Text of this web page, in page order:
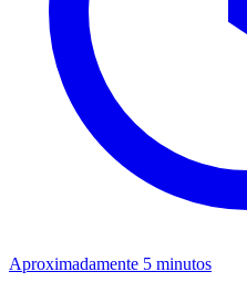
Aproximadamente 5 minutos